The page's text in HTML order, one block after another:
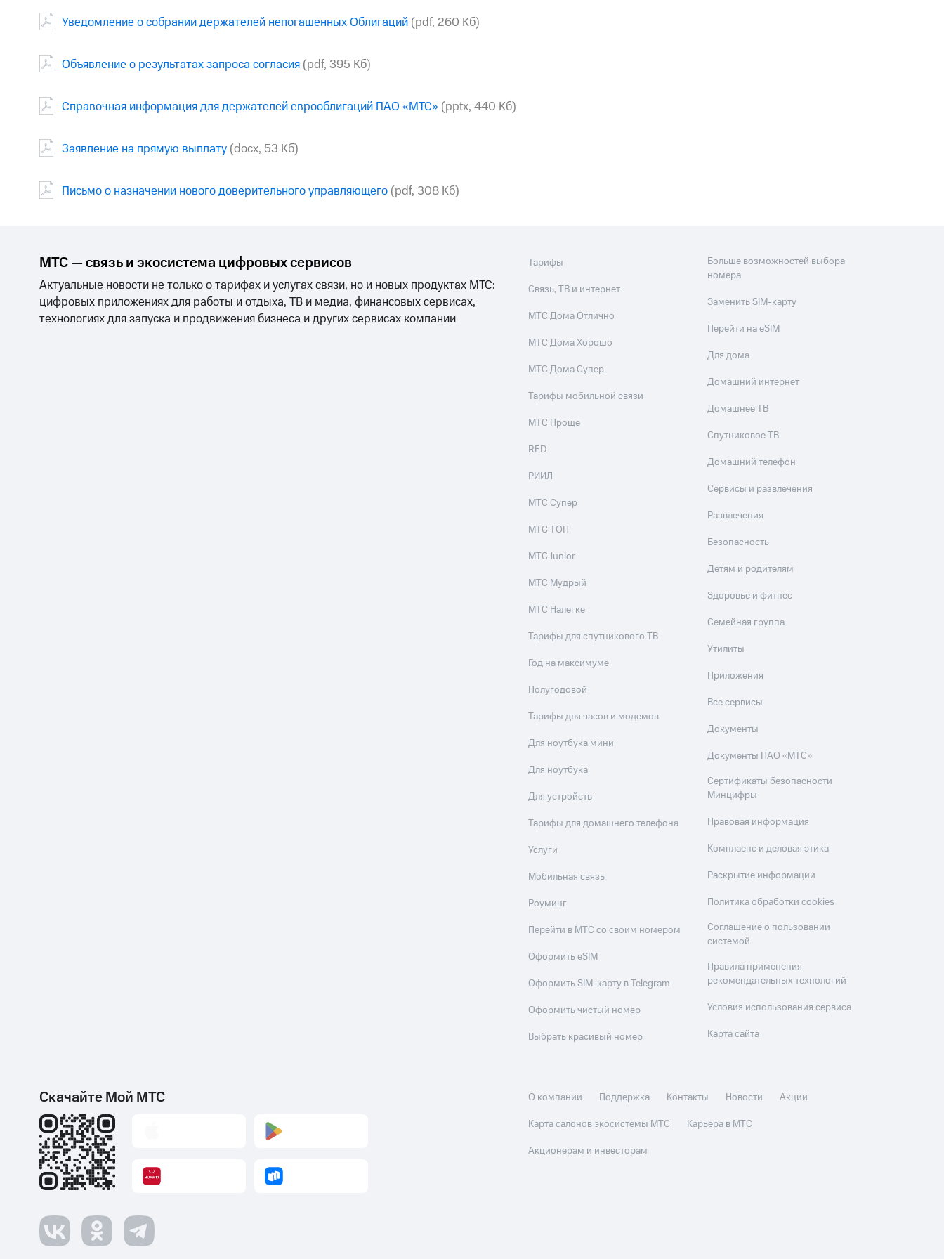
Уведомление о собрании держателей непогашенных Облигаций (pdf, 260 Кб)
Объявление о результатах запроса согласия (pdf, 395 Кб)
Справочная информация для держателей еврооблигаций ПАО «МТС» (pptx, 440 Кб)
Заявление на прямую выплату (docx, 53 Кб)
Письмо о назначении нового доверительного управляющего (pdf, 308 Кб)
МТС — связь и экосистема цифровых сервисов
Актуальные новости не только о тарифах и услугах связи, но и новых продуктах МТС:
цифровых приложениях для работы и отдыха, ТВ и медиа, финансовых сервисах,
технологиях для запуска и продвижения бизнеса и других сервисах компании
Тарифы
Связь, ТВ и интернет
МТС Дома Отлично
МТС Дома Хорошо
МТС Дома Супер
Тарифы мобильной связи
МТС Проще
RED
РИИЛ
МТС Супер
МТС ТОП
МТС Junior
МТС Мудрый
МТС Налегке
Тарифы для спутникового ТВ
Год на максимуме
Полугодовой
Тарифы для часов и модемов
Для ноутбука мини
Для ноутбука
Для устройств
Тарифы для домашнего телефона
Услуги
Мобильная связь
Роуминг
Перейти в МТС со своим номером
Оформить eSIM
Оформить SIM-карту в Telegram
Оформить чистый номер
Выбрать красивый номер
Больше возможностей выбора
номера
Заменить SIM-карту
Перейти на eSIM
Для дома
Домашний интернет
Домашнее ТВ
Спутниковое ТВ
Домашний телефон
Сервисы и развлечения
Развлечения
Безопасность
Детям и родителям
Здоровье и фитнес
Семейная группа
Утилиты
Приложения
Все сервисы
Документы
Документы ПАО «МТС»
Сертификаты безопасности
Минцифры
Правовая информация
Комплаенс и деловая этика
Раскрытие информации
Политика обработки cookies
Соглашение о пользовании
системой
Правила применения
рекомендательных технологий
Условия использования сервиса
Карта сайта
Скачайте Мой МТС О компании Поддержка Контакты Новости
Акции
Карта салонов экосистемы МТС
Карьера в МТС
Акционерам и инвесторам